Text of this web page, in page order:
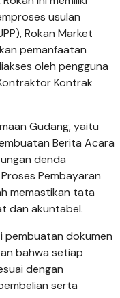
usulan
Rokan Market
pemanfaatan
oleh pengguna
Kontrak
Gudang, yaitu
Berita Acara
denda
Pembayaran
memastikan tata
dan akuntabel.
pembuatan dokumen
bahwa setiap
dengan
serta